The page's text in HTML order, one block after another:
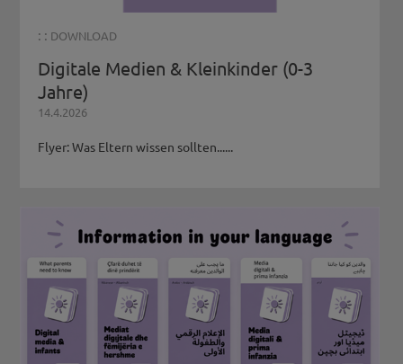
: : DOWNLOAD
Digitale Medien & Kleinkinder (0-3
Jahre)
14.4.2026
Flyer: Was Eltern wissen sollten......